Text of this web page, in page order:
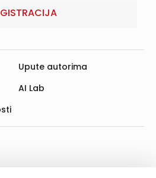
Upute autorima
AI Lab